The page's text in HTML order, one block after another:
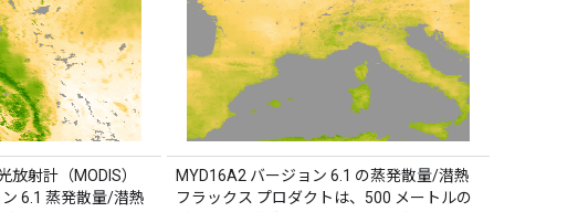
射計（MODIS）
6.1 蒸発散量/潜熱
MYD16A2 バージョン 6.1 の蒸発散量/潜熱
フラックス プロダクトは、500 メートルの